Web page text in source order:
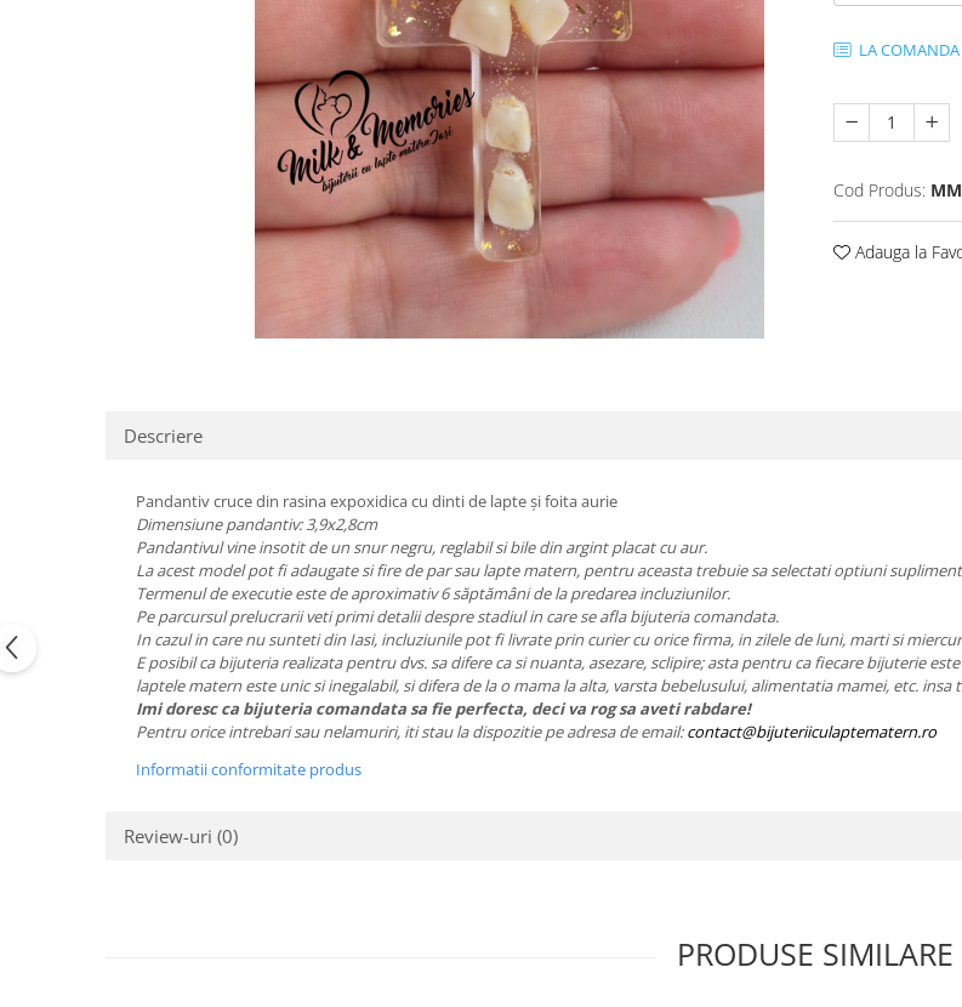
LA COMANDA
Cod Produs:
Adauga la
Descriere
Pandantiv cruce din rasina expoxidica cu dinti de lapte și foita aurie
Dimensiune pandantiv: 3,9x2,8cm
Pandantivul vine insotit de un snur negru, reglabil si bile din argint placat cu aur.
La acest model pot fi adaugate si fire de par sau lapte matern, pentru aceasta trebuie sa selectati optiuni
Termenul de executie este de aproximativ 6 săptămâni de la predarea incluziunilor.
Pe parcursul prelucrarii veti primi detalii despre stadiul in care se afla bijuteria comandata.
In cazul in care nu sunteti din Iasi, incluziunile pot fi livrate prin curier cu orice firma, in zilele de luni, marti si
E posibil ca bijuteria realizata pentru dvs. sa difere ca si nuanta, asezare, sclipire; asta pentru ca fiecare bijuterie
laptele matern este unic si inegalabil, si difera de la o mama la alta, varsta bebelusului, alimentatia mamei, etc. insa
Imi doresc ca bijuteria comandata sa fie perfecta, deci va rog sa aveti rabdare!
Pentru orice intrebari sau nelamuriri, iti stau la dispozitie pe adresa de email:contact@bijuteriiculaptematern.ro
Informatii conformitate produs
Review-uri (0)
PRODUSE SIMILARE